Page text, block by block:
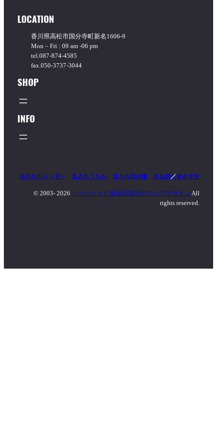
LOCATION
香川県高松市国分寺町新名1606-9
Mon – Fri : 09 am -06 pm
tel.087-874-4585
fax.050-3737-3044
SHOP
INFO
名入れカレンダー 名入れうちわ 名入れ花の種 名入れタオル
マッチ／ライター
© 2003- 2026 ノベルティと販促品販売のフレアデザインAll
rights reserved.